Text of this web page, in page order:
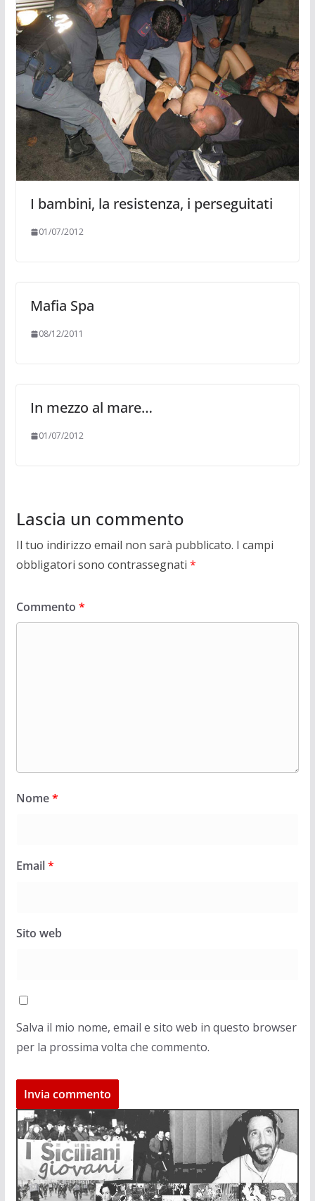
I bambini, la resistenza, i perseguitati
01/07/2012
Mafia Spa
08/12/2011
In mezzo al mare…
01/07/2012
Lascia un commento
Il tuo indirizzo email non sarà pubblicato. I campi
obbligatori sono contrassegnati *
Commento *
Nome*
Email*
Sito web
Salva il mio nome, email e sito web in questo browser
per la prossima volta che commento.